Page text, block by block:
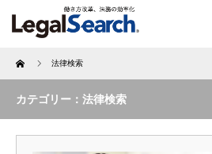
Home 法律検索
カテゴリー：法律検索